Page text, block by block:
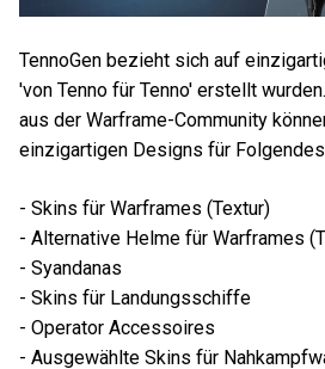
TennoGen bezieht sich auf
'von Tenno für Tenno' erstellt
aus der Warframe-Community
einzigartigen Designs für
- Skins für Warframes (Textur)
- Alternative Helme für Warframes
- Syandanas
- Skins für Landungsschiffe
- Operator Accessoires
- Ausgewählte Skins für